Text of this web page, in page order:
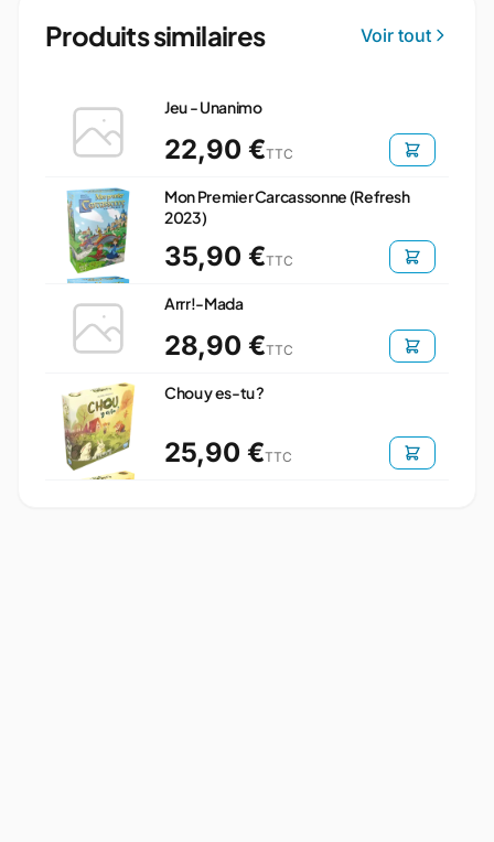
Produits similaires Voir tout
Jeu - Unanimo
22,90 €TTC
Mon Premier Carcassonne (Refresh
2023)
35,90 €TTC
Arrr!-Mada
28,90 €TTC
Chou y es-tu ?
25,90 €TTC